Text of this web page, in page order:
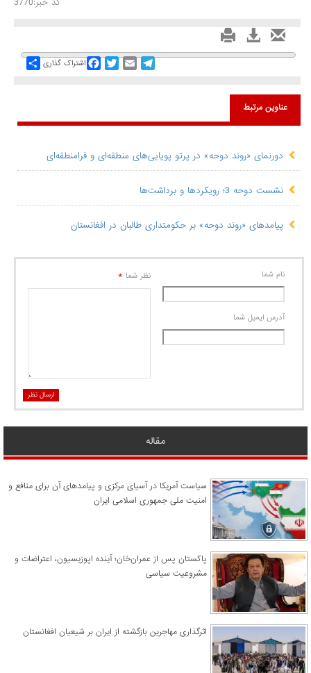
Share اشتراک گذاری
FacebookTwitterEmail
Telegram
عناوین مرتبط
دورنمای «روند دوحه» در پرتو پویایی‌های منطقه‌ای و فرامنطقه‌ای
نشست دوحه 3؛ رویکردها و برداشت‌ها
پیامدهای «روند دوحه» بر حکومتداری طالبان در افغانستان
نام شما
آدرس ايميل شما
نظر شما *
ارسال نظر
مقاله
سیاست آمریکا در آسیای مرکزی و پیامدهای آن برای منافع و
امنیت ملی جمهوری اسلامی ایران
پاکستان پس از عمران‌خان؛ آینده اپوزیسیون، اعتراضات و
مشروعیت سیاسی
اثرگذاری مهاجرین بازگشته از ایران بر شیعیان افغانستان